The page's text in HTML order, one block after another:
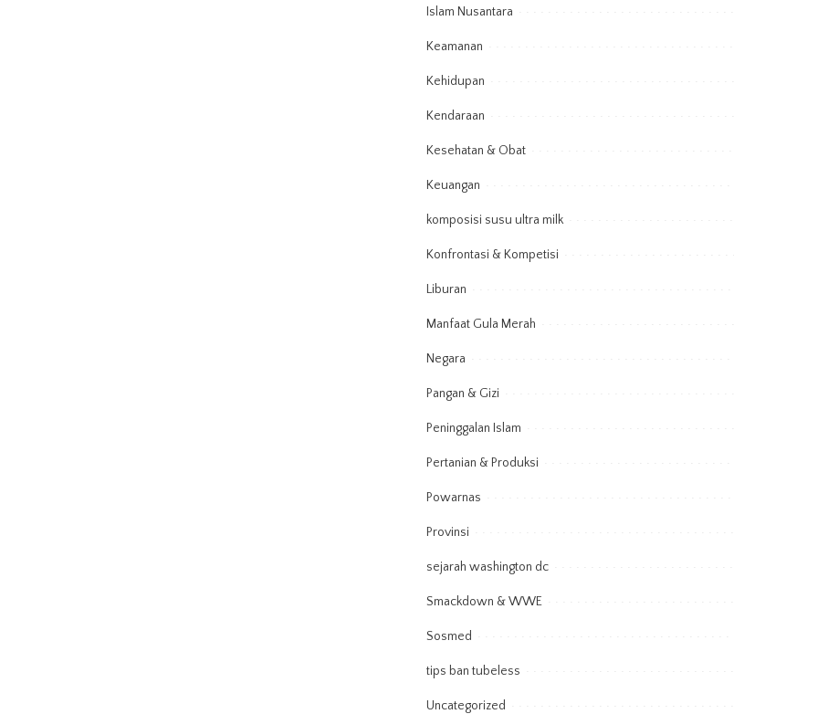
Islam Nusantara
Keamanan
Kehidupan
Kendaraan
Kesehatan & Obat
Keuangan
komposisi susu ultra milk
Konfrontasi & Kompetisi
Liburan
Manfaat Gula Merah
Negara
Pangan & Gizi
Peninggalan Islam
Pertanian & Produksi
Powarnas
Provinsi
sejarah washington dc
Smackdown & WWE
Sosmed
tips ban tubeless
Uncategorized